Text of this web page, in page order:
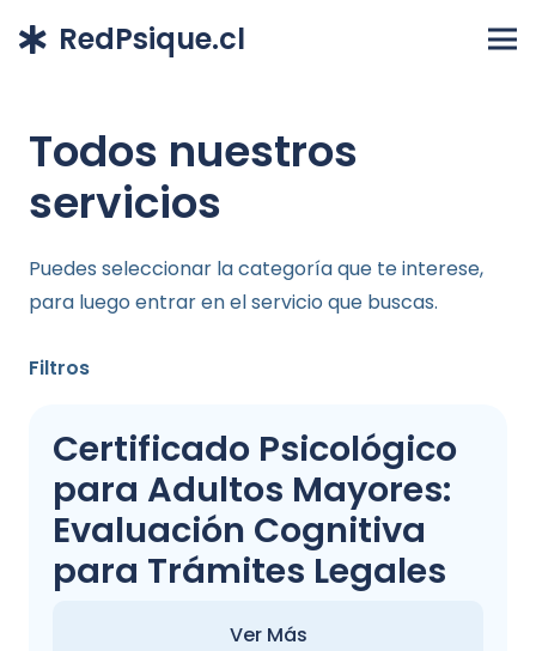
RedPsique.cl
Todos nuestros
servicios
Puedes seleccionar la categoría que te interese,
para luego entrar en el servicio que buscas.
Filtros
Certificado Psicológico
para Adultos Mayores:
Evaluación Cognitiva
para Trámites Legales
Ver Más